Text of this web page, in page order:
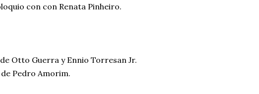
con con Renata Pinheiro.
Otto Guerra y Ennio Torresan Jr.
Pedro Amorim.